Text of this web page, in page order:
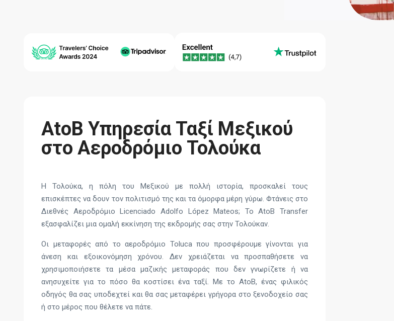
AtoB Υπηρεσία Ταξί Μεξικού
στο Αεροδρόμιο Τολούκα
Η Τολούκα, η πόλη του Μεξικού με πολλή ιστορία, προσκαλεί τους
επισκέπτες να δουν τον πολιτισμό της και τα όμορφα μέρη γύρω. Φτάνεις στο
Διεθνές Αεροδρόμιο Licenciado Adolfo López Mateos; Το AtoB Transfer
εξασφαλίζει μια ομαλή εκκίνηση της εκδρομής σας στην Τολούκαν.
Οι μεταφορές από το αεροδρόμιο Toluca που προσφέρουμε γίνονται για
άνεση και εξοικονόμηση χρόνου. Δεν χρειάζεται να προσπαθήσετε να
χρησιμοποιήσετε τα μέσα μαζικής μεταφοράς που δεν γνωρίζετε ή να
ανησυχείτε για το πόσο θα κοστίσει ένα ταξί. Με το AtoB, ένας φιλικός
οδηγός θα σας υποδεχτεί και θα σας μεταφέρει γρήγορα στο ξενοδοχείο σας
ή στο μέρος που θέλετε να πάτε.